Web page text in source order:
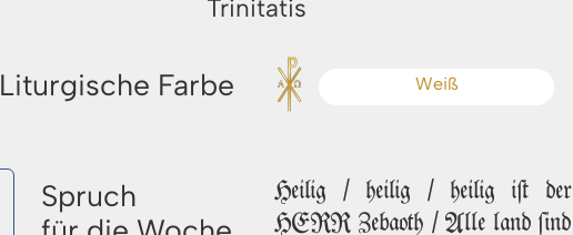
Trinitatis
Liturgische Farbe Weiß
Spruch
Heilig / heilig / heilig iſt der
HERR Zebaoth / Alle land ſind